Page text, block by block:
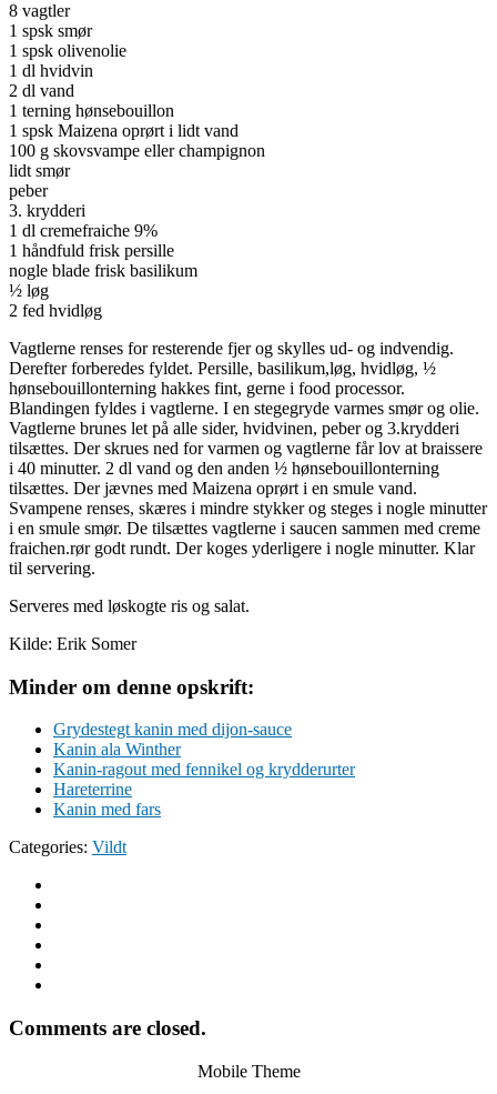
8 vagtler
1 spsk smør
1 spsk olivenolie
1 dl hvidvin
2 dl vand
1 terning hønsebouillon
1 spsk Maizena oprørt i lidt vand
100 g skovsvampe eller champignon
lidt smør
peber
3. krydderi
1 dl cremefraiche 9%
1 håndfuld frisk persille
nogle blade frisk basilikum
½ løg
2 fed hvidløg
Vagtlerne renses for resterende fjer og skylles ud- og indvendig.
Derefter forberedes fyldet. Persille, basilikum,løg, hvidløg, ½
hønsebouillonterning hakkes fint, gerne i food processor.
Blandingen fyldes i vagtlerne. I en stegegryde varmes smør og olie.
Vagtlerne brunes let på alle sider, hvidvinen, peber og 3.krydderi
tilsættes. Der skrues ned for varmen og vagtlerne får lov at braissere
i 40 minutter. 2 dl vand og den anden ½ hønsebouillonterning
tilsættes. Der jævnes med Maizena oprørt i en smule vand.
Svampene renses, skæres i mindre stykker og steges i nogle minutter
i en smule smør. De tilsættes vagtlerne i saucen sammen med creme
fraichen.rør godt rundt. Der koges yderligere i nogle minutter. Klar
til servering.
Serveres med løskogte ris og salat.
Kilde: Erik Somer
Minder om denne opskrift:
Grydestegt kanin med dijon-sauce
Kanin ala Winther
Kanin-ragout med fennikel og krydderurter
Hareterrine
Kanin med fars
Categories: Vildt
Comments are closed.
Mobile Theme